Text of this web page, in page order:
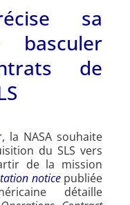
sa
basculer
de
, la NASA souhaite
du SLS vers
de la mission
noticepubliée
détaille